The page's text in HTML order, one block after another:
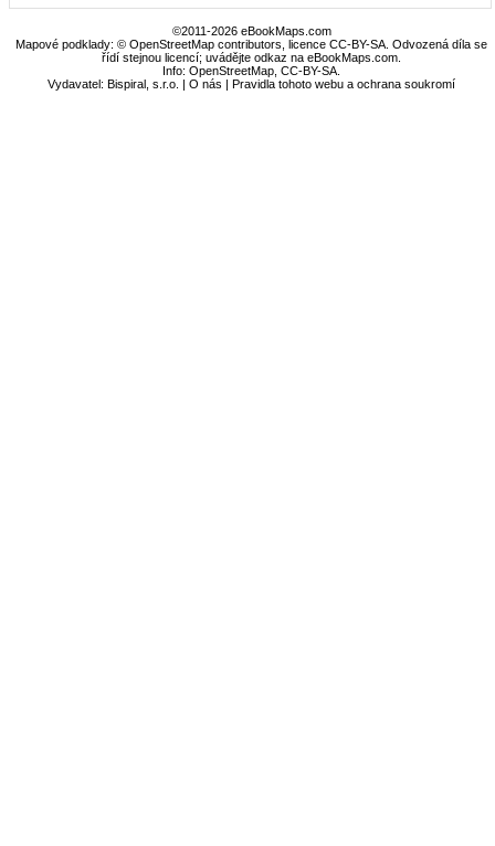
©2011-2026 eBookMaps.com
Mapové podklady: © OpenStreetMap contributors, licence CC-BY-SA. Odvozená díla se
řídí stejnou licencí; uvádějte odkaz na eBookMaps.com.
Info:OpenStreetMap ,CC-BY-SA
Vydavatel: Bispiral, s.r.o. |O nás |Pravidla tohoto webu a ochrana soukromí